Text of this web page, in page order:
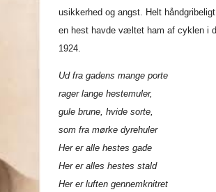
usikkerhed og angst. Helt
en hest havde væltet ham af cyklen i
1924.
Ud fra gadens mange porte
rager lange hestemuler,
gule brune, hvide sorte,
som fra mørke dyrehuler
Her er alle hestes gade
Her er alles hestes stald
Her er luften gennemknitret